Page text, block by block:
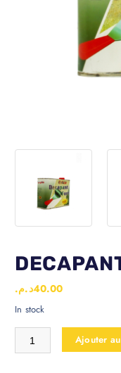
40.00د.م.
In stock
Ajouter